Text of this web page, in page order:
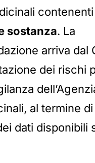
contenenti
sostanza. La
arriva dal
dei rischi
al termine di
dati disponibili